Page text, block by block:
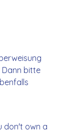
Dann bitte
don't own a